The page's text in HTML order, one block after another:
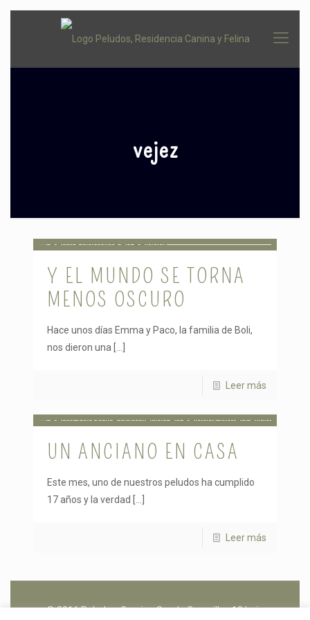
vejez
Y EL MUNDO SE TORNA
MENOS OSCURO
Hace unos días Emma y Paco, la familia de Boli,
nos dieron una
Leer más
UN ANCIANO EN CASA
Este mes, uno de nuestros peludos ha cumplido
17 años y la verdad
Leer más
© 2016 Peludos. Camino Senda Coronillas 18 bajo